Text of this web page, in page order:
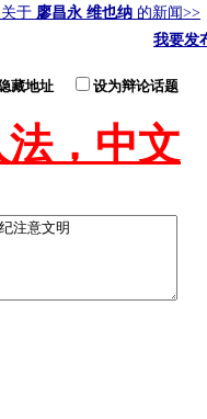
于 廖昌永 维也纳 的新闻>>
我要发
藏地址 设为辩论话题
，中文